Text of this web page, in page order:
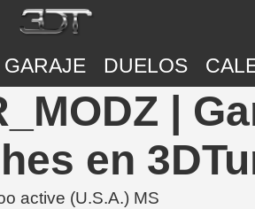
GARAJE DUELOS
|
en
active (U.S.A.) MS